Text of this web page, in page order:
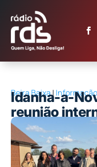
Beira Baixa|
Idanha-a-
reunião
Eat4Climate